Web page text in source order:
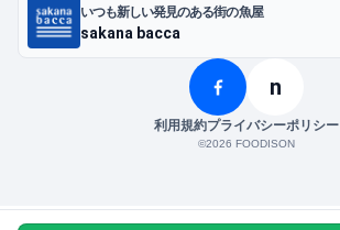
いつも新しい発見のある街の魚屋
sakana bacca
n
利用規約プライバシーポリシー
©︎2026 FOODISON